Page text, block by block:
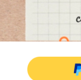
Questo sito fa uso
ACCETTA
Le news non
coronavirus
sinofobia
28 Gennaio 2020